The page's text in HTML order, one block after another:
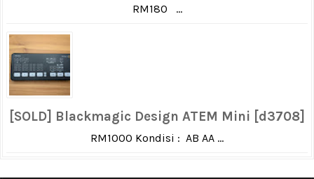
RM180 ...
[SOLD] Blackmagic Design ATEM Mini [d3708]
RM1000 Kondisi : AB AA ...